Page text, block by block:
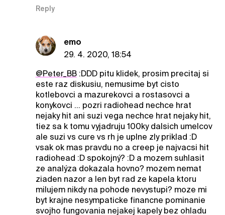
Reply
emo
29. 4. 2020, 18:54
@Peter_BB:DDD pitu klidek, prosim precitaj si
este raz diskusiu, nemusime byt cisto
kotlebovci a mazurekovci a rostasovci a
konykovci ... pozri radiohead nechce hrat
nejaky hit ani suzi vega nechce hrat nejaky hit,
tiez sa k tomu vyjadruju 100ky dalsich umelcov
ale suzi vs cure vs rh je uplne zly priklad :D
vsak ok mas pravdu no a creep je najvacsi hit
radiohead :D spokojný? :D a mozem suhlasit
ze analýza dokazala hovno? mozem nemat
ziaden nazor a len byt rad ze kapela ktoru
milujem nikdy na pohode nevystupi? moze mi
byt krajne nesympaticke financne pominanie
svojho fungovania nejakej kapely bez ohladu